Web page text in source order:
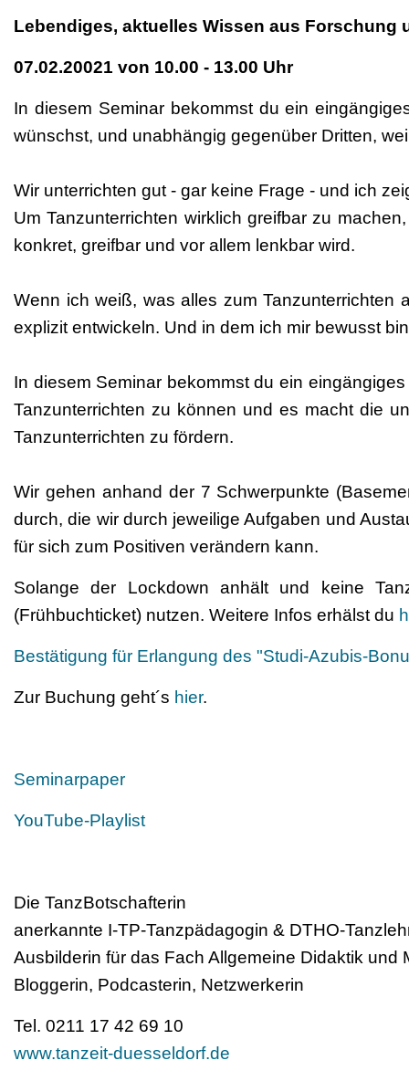
Lebendiges, aktuelles Wissen aus Forschung
07.02.20021 von 10.00 - 13.00 Uhr
In diesem Seminar bekommst du ein
wünschst, und unabhängig gegenüber Dritten,
Wir unterrichten gut - gar keine Frage - und ich
Um Tanzunterrichten wirklich greifbar zu
konkret, greifbar und vor allem lenkbar wird.
Wenn ich weiß, was alles zum Tanzunterrichten
explizit entwickeln. Und in dem ich mir bewusst
In diesem Seminar bekommst du ein
Tanzunterrichten zu können und es macht die
Tanzunterrichten zu fördern.
Wir gehen anhand der 7 Schwerpunkte
durch, die wir durch jeweilige Aufgaben und
für sich zum Positiven verändern kann.
Solange der Lockdown anhält und keine
(Frühbuchticket) nutzen. Weitere Infos erhälst du
Bestätigung für Erlangung des "Studi-Azubis-
Zur Buchung geht´s hier.
Seminarpaper
YouTube-Playlist
Die TanzBotschafterin
anerkannte I-TP-Tanzpädagogin & DTHO-
Ausbilderin für das Fach Allgemeine Didaktik
Bloggerin, Podcasterin, Netzwerkerin
Tel. 0211 17 42 69 10
www.tanzeit-duesseldorf.de